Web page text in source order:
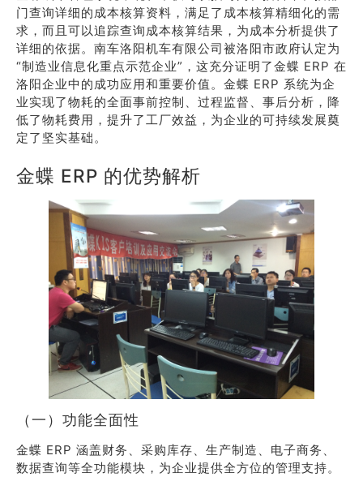
门查询详细的成本核算资料，满足了成本核算精细化的需
求，而且可以追踪查询成本核算结果，为成本分析提供了
详细的依据。南车洛阳机车有限公司被洛阳市政府认定为
“制造业信息化重点示范企业”，这充分证明了金蝶 ERP 在
洛阳企业中的成功应用和重要价值。金蝶 ERP 系统为企
业实现了物耗的全面事前控制、过程监督、事后分析，降
低了物耗费用，提升了工厂效益，为企业的可持续发展奠
定了坚实基础。
金蝶 ERP 的优势解析
（一）功能全面性
金蝶 ERP 涵盖财务、采购库存、生产制造、电子商务、
数据查询等全功能模块，为企业提供全方位的管理支持。